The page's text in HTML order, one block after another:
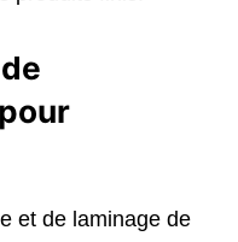
et de laminage de